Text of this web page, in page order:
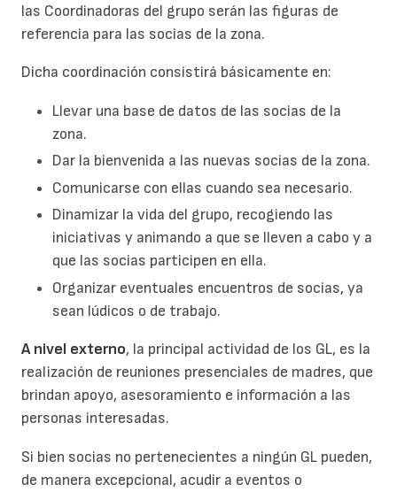
las Coordinadoras del grupo serán las figuras de
referencia para las socias de la zona.
Dicha coordinación consistirá básicamente en:
Llevar una base de datos de las socias de la
zona.
Dar la bienvenida a las nuevas socias de la zona.
Comunicarse con ellas cuando sea necesario.
Dinamizar la vida del grupo, recogiendo las
iniciativas y animando a que se lleven a cabo y a
que las socias participen en ella.
Organizar eventuales encuentros de socias, ya
sean lúdicos o de trabajo.
A nivel externo, la principal actividad de los GL, es la
realización de reuniones presenciales de madres, que
brindan apoyo, asesoramiento e información a las
personas interesadas.
Si bien socias no pertenecientes a ningún GL pueden,
de manera excepcional, acudir a eventos o